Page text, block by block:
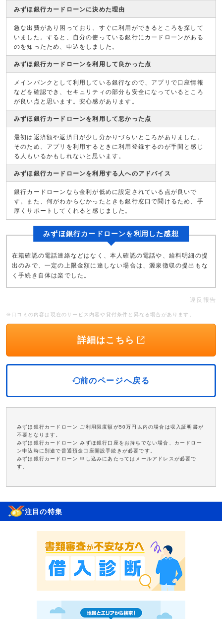
みずほ銀行カードローンに決めた理由
急な出費があり困っており、すぐに利用ができるところを探して
いました。すると、自分の使っている銀行にカードローンがある
のを知ったため、申込をしました。
みずほ銀行カードローンを利用して良かった点
メインバンクとして利用している銀行なので、アプリで口座情報
などを確認でき、セキュリティの部分も安全になっているところ
が良い点と思います。安心感があります。
みずほ銀行カードローンを利用して悪かった点
最初は返済額や返済日が少し分かりづらいところがありました。
そのため、アプリを利用するときに利用登録するのが手間と感じ
る人もいるかもしれないと思います。
みずほ銀行カードローンを利用する人へのアドバイス
銀行カードローンなら金利が低めに設定されている点が良いで
す。また、何がわからなかったときも銀行窓口で聞けるため、手
厚くサポートしてくれると感じました。
みずほ銀行カードローンを利用した感想
在籍確認の電話連絡などはなく、本人確認の電話や、給料明細の提
出のみで、一定の上限金額に達しない場合は、源泉徴収の提出もな
く手続き自体は楽でした。
違反報告
※口コミの内容は現在のサービス内容や貸付条件と異なる場合があります。
詳細はこちら
前のページへ戻る
みずほ銀行カードローン ご利用限度額が50万円以内の場合は収入証明書が
不要となります。
みずほ銀行カードローン みずほ銀行口座をお持ちでない場合、カードロー
ン申込時に別途で普通預金口座開設手続きが必要です。
みずほ銀行カードローン 申し込みにあたってはメールアドレスが必要で
す。
注目の特集